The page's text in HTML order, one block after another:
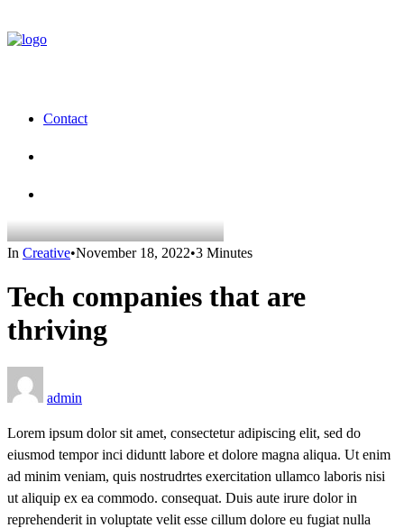
Contact
In Creative•November 18, 2022•3 Minutes
Tech companies that are
thriving
admin
Lorem ipsum dolor sit amet, consectetur adipiscing elit, sed do
eiusmod tempor inci diduntt labore et dolore magna aliqua. Ut enim
ad minim veniam, quis nostrudrtes exercitation ullamco laboris nisi
ut aliquip ex ea commodo. consequat. Duis aute irure dolor in
reprehenderit in voluptate velit esse cillum dolore eu fugiat nulla